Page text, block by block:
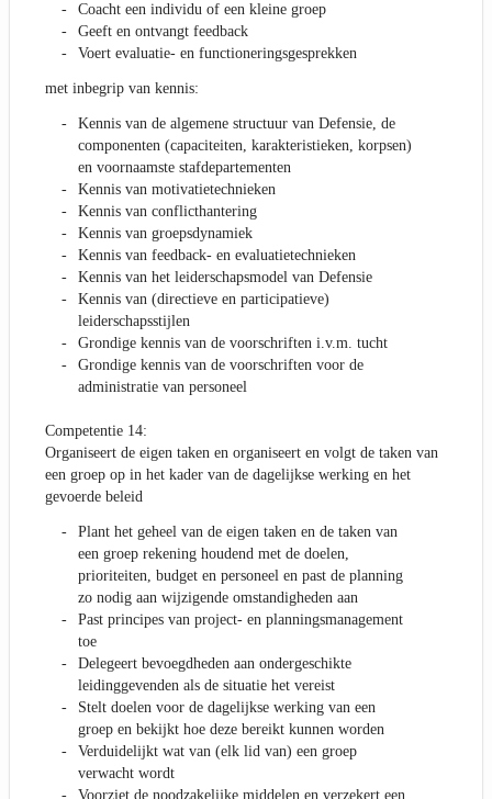
Coacht een individu of een kleine groep
Geeft en ontvangt feedback
Voert evaluatie- en functioneringsgesprekken
met inbegrip van kennis:
Kennis van de algemene structuur van Defensie, de
componenten (capaciteiten, karakteristieken, korpsen)
en voornaamste stafdepartementen
Kennis van motivatietechnieken
Kennis van conflicthantering
Kennis van groepsdynamiek
Kennis van feedback- en evaluatietechnieken
Kennis van het leiderschapsmodel van Defensie
Kennis van (directieve en participatieve)
leiderschapsstijlen
Grondige kennis van de voorschriften i.v.m. tucht
Grondige kennis van de voorschriften voor de
administratie van personeel
Competentie 14:
Organiseert de eigen taken en organiseert en volgt de taken van
een groep op in het kader van de dagelijkse werking en het
gevoerde beleid
Plant het geheel van de eigen taken en de taken van
een groep rekening houdend met de doelen,
prioriteiten, budget en personeel en past de planning
zo nodig aan wijzigende omstandigheden aan
Past principes van project- en planningsmanagement
toe
Delegeert bevoegdheden aan ondergeschikte
leidinggevenden als de situatie het vereist
Stelt doelen voor de dagelijkse werking van een
groep en bekijkt hoe deze bereikt kunnen worden
Verduidelijkt wat van (elk lid van) een groep
verwacht wordt
Voorziet de noodzakelijke middelen en verzekert een